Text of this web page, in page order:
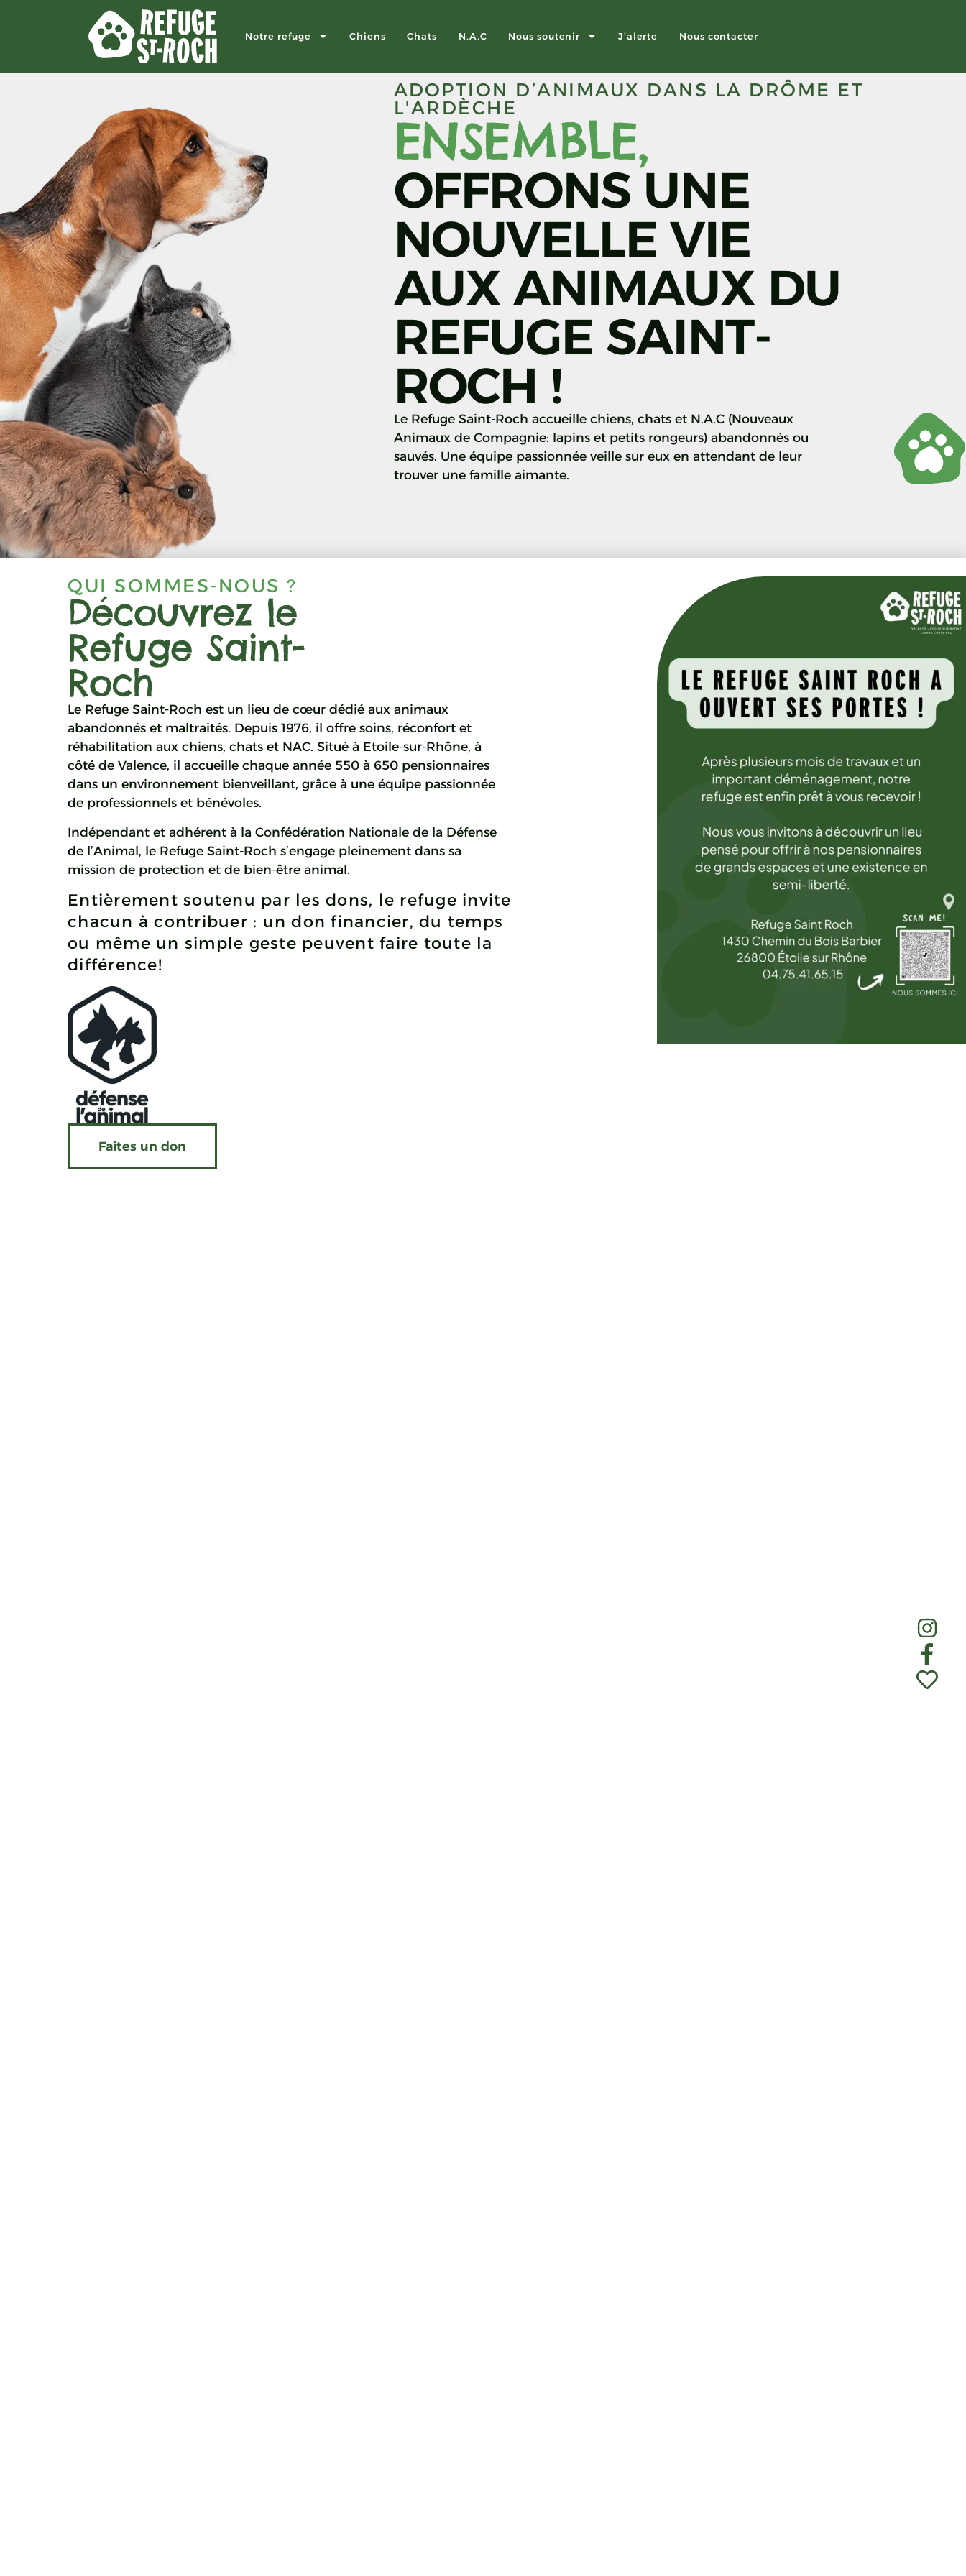
Notre refuge Chiens Chats N.A.C Nous soutenir J’alerte Nous contacter
ADOPTION D’ANIMAUX DANS LA DRÔME ET
L'ARDÈCHE
ENSEMBLE,
OFFRONS UNE
NOUVELLE VIE
AUX ANIMAUX DU
REFUGE SAINT-
ROCH !
Le Refuge Saint-Roch accueille chiens, chats et N.A.C (Nouveaux
Animaux de Compagnie: lapins et petits rongeurs) abandonnés ou
sauvés. Une équipe passionnée veille sur eux en attendant de leur
trouver une famille aimante.
QUI SOMMES-NOUS ?
Découvrez le
Refuge Saint-
Roch
Le Refuge Saint-Roch est un lieu de cœur dédié aux animaux
abandonnés et maltraités. Depuis 1976, il offre soins, réconfort et
réhabilitation aux chiens, chats et NAC. Situé à Etoile-sur-Rhône, à
côté de Valence, il accueille chaque année 550 à 650 pensionnaires
dans un environnement bienveillant, grâce à une équipe passionnée
de professionnels et bénévoles.
Indépendant et adhérent à la Confédération Nationale de la Défense
de l’Animal, le Refuge Saint-Roch s’engage pleinement dans sa
mission de protection et de bien-être animal.
Entièrement soutenu par les dons, le refuge invite
chacun à contribuer : un donfinancier, du temps
ou même un simple geste peuvent faire toute la
différence!
Faites un don